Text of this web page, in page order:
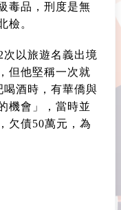
毒品，刑度是無
檢。
以旅遊名義出境
但他堅稱一次就
喝酒時，有華僑與
機會」，當時並
欠債50萬元，為